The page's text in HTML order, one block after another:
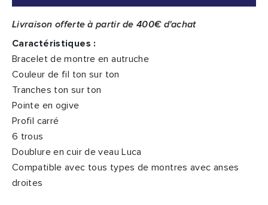
Livraison offerte à partir de 400€ d'achat
Caractéristiques :
Bracelet de montre en autruche
Couleur de fil ton sur ton
Tranches ton sur ton
Pointe en ogive
Profil carré
6 trous
Doublure en cuir de veau Luca
Compatible avec tous types de montres avec anses
droites